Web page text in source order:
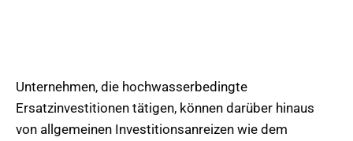
Unternehmen, die hochwasserbedingte
Ersatzinvestitionen tätigen, können darüber hinaus
von allgemeinen Investitionsanreizen wie dem